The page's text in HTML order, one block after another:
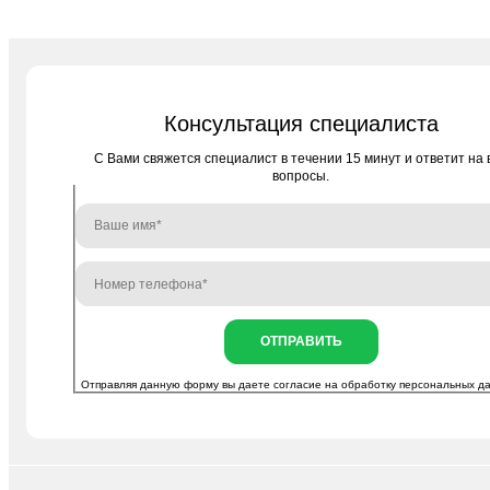
Консультация специалиста
C Вами свяжется специалист в течении 15 минут и ответит на
вопросы.
ОТПРАВИТЬ
Отправляя данную форму вы даете согласие наобработку персональных